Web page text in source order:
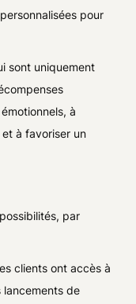
pour
sont uniquement
à
à favoriser un
par
clients ont accès à
lancements de